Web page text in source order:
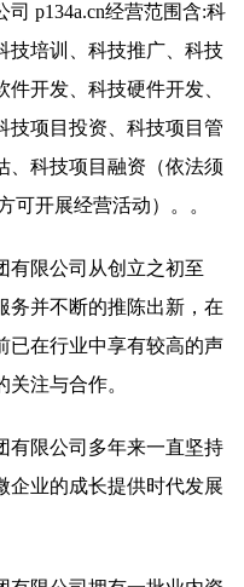
p134a.cn经营范围含:科
技培训、科技推广、科技
开发、科技硬件开发、
技项目投资、科技项目管
、科技项目融资（依法须
可开展经营活动）。。
有限公司从创立之初至
务并不断的推陈出新，在
已在行业中享有较高的声
注与合作。
有限公司多年来一直坚持
企业的成长提供时代发展